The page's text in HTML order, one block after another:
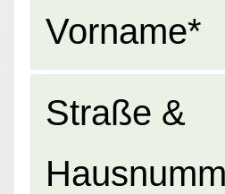
Vorname*
Straße &